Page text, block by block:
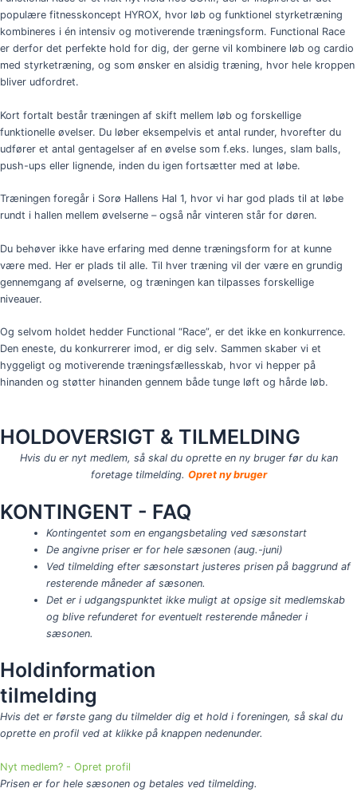
populære fitnesskoncept HYROX, hvor løb og funktionel styrketræning
kombineres i én intensiv og motiverende træningsform. Functional Race
er derfor det perfekte hold for dig, der gerne vil kombinere løb og cardio
med styrketræning, og som ønsker en alsidig træning, hvor hele kroppen
bliver udfordret.
Kort fortalt består træningen af skift mellem løb og forskellige
funktionelle øvelser. Du løber eksempelvis et antal runder, hvorefter du
udfører et antal gentagelser af en øvelse som f.eks. lunges, slam balls,
push-ups eller lignende, inden du igen fortsætter med at løbe.
Træningen foregår i Sorø Hallens Hal 1, hvor vi har god plads til at løbe
rundt i hallen mellem øvelserne – også når vinteren står for døren.
Du behøver ikke have erfaring med denne træningsform for at kunne
være med. Her er plads til alle. Til hver træning vil der være en grundig
gennemgang af øvelserne, og træningen kan tilpasses forskellige
niveauer.
Og selvom holdet hedder Functional “Race”, er det ikke en konkurrence.
Den eneste, du konkurrerer imod, er dig selv. Sammen skaber vi et
hyggeligt og motiverende træningsfællesskab, hvor vi hepper på
hinanden og støtter hinanden gennem både tunge løft og hårde løb.
HOLDOVERSIGT & TILMELDING
Hvis du er nyt medlem, så skal du oprette en ny bruger før du kan
foretage tilmelding. Opret ny bruger
KONTINGENT - FAQ
Kontingentet som en engangsbetaling ved sæsonstart
De angivne priser er for hele sæsonen (aug.-juni)
Ved tilmelding efter sæsonstart justeres prisen på baggrund af
resterende måneder af sæsonen.
Det er i udgangspunktet ikke muligt at opsige sit medlemskab
og blive refunderet for eventuelt resterende måneder i
sæsonen.
Holdinformation
tilmelding
Hvis det er første gang du tilmelder dig et hold i foreningen, så skal du
oprette en profil ved at klikke på knappen nedenunder.
Nyt medlem? - Opret profil
Prisen er for hele sæsonen og betales ved tilmelding.